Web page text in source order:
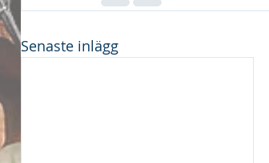
Senaste inlägg